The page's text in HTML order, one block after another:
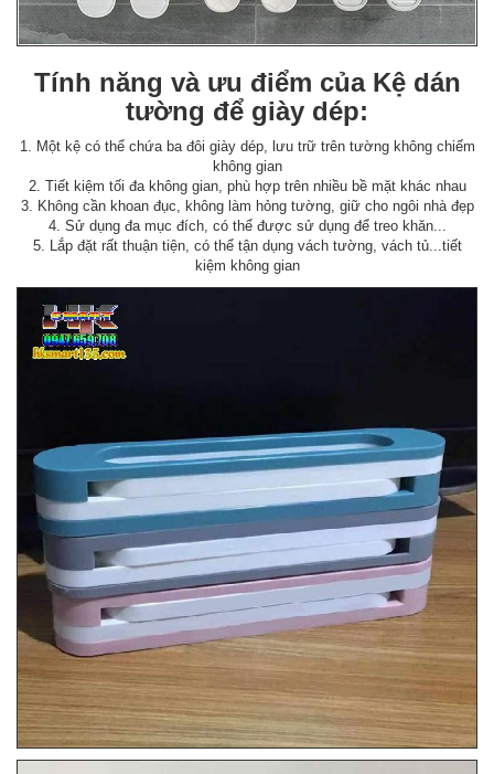
Tính năng và ưu điểm của Kệ dán
tường để giày dép:
1. Một kệ có thể chứa ba đôi giày dép, lưu trữ trên tường không chiếm
không gian
2. Tiết kiệm tối đa không gian, phù hợp trên nhiều bề mặt khác nhau
3. Không cần khoan đục, không làm hỏng tường, giữ cho ngôi nhà đẹp
4. Sử dụng đa mục đích, có thể được sử dụng để treo khăn...
5. Lắp đặt rất thuận tiện, có thể tận dụng vách tường, vách tủ...tiết
kiệm không gian